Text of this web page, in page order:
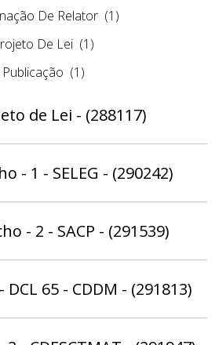
De Relator (1)
De Lei (1)
Publicação (1)
de Lei - (288117)
- 1 - SELEG - (290242)
- 2 - SACP - (291539)
DCL 65 - CDDM - (291813)